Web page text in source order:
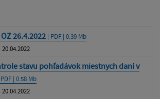
26.4.2022 | PDF | 0.39 Mb
20.04.2022
stavu pohľadávok miestnych daní v
| 0.58 Mb
20.04.2022